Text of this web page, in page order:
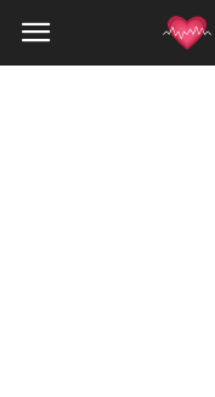
Zdrowietiens.pl